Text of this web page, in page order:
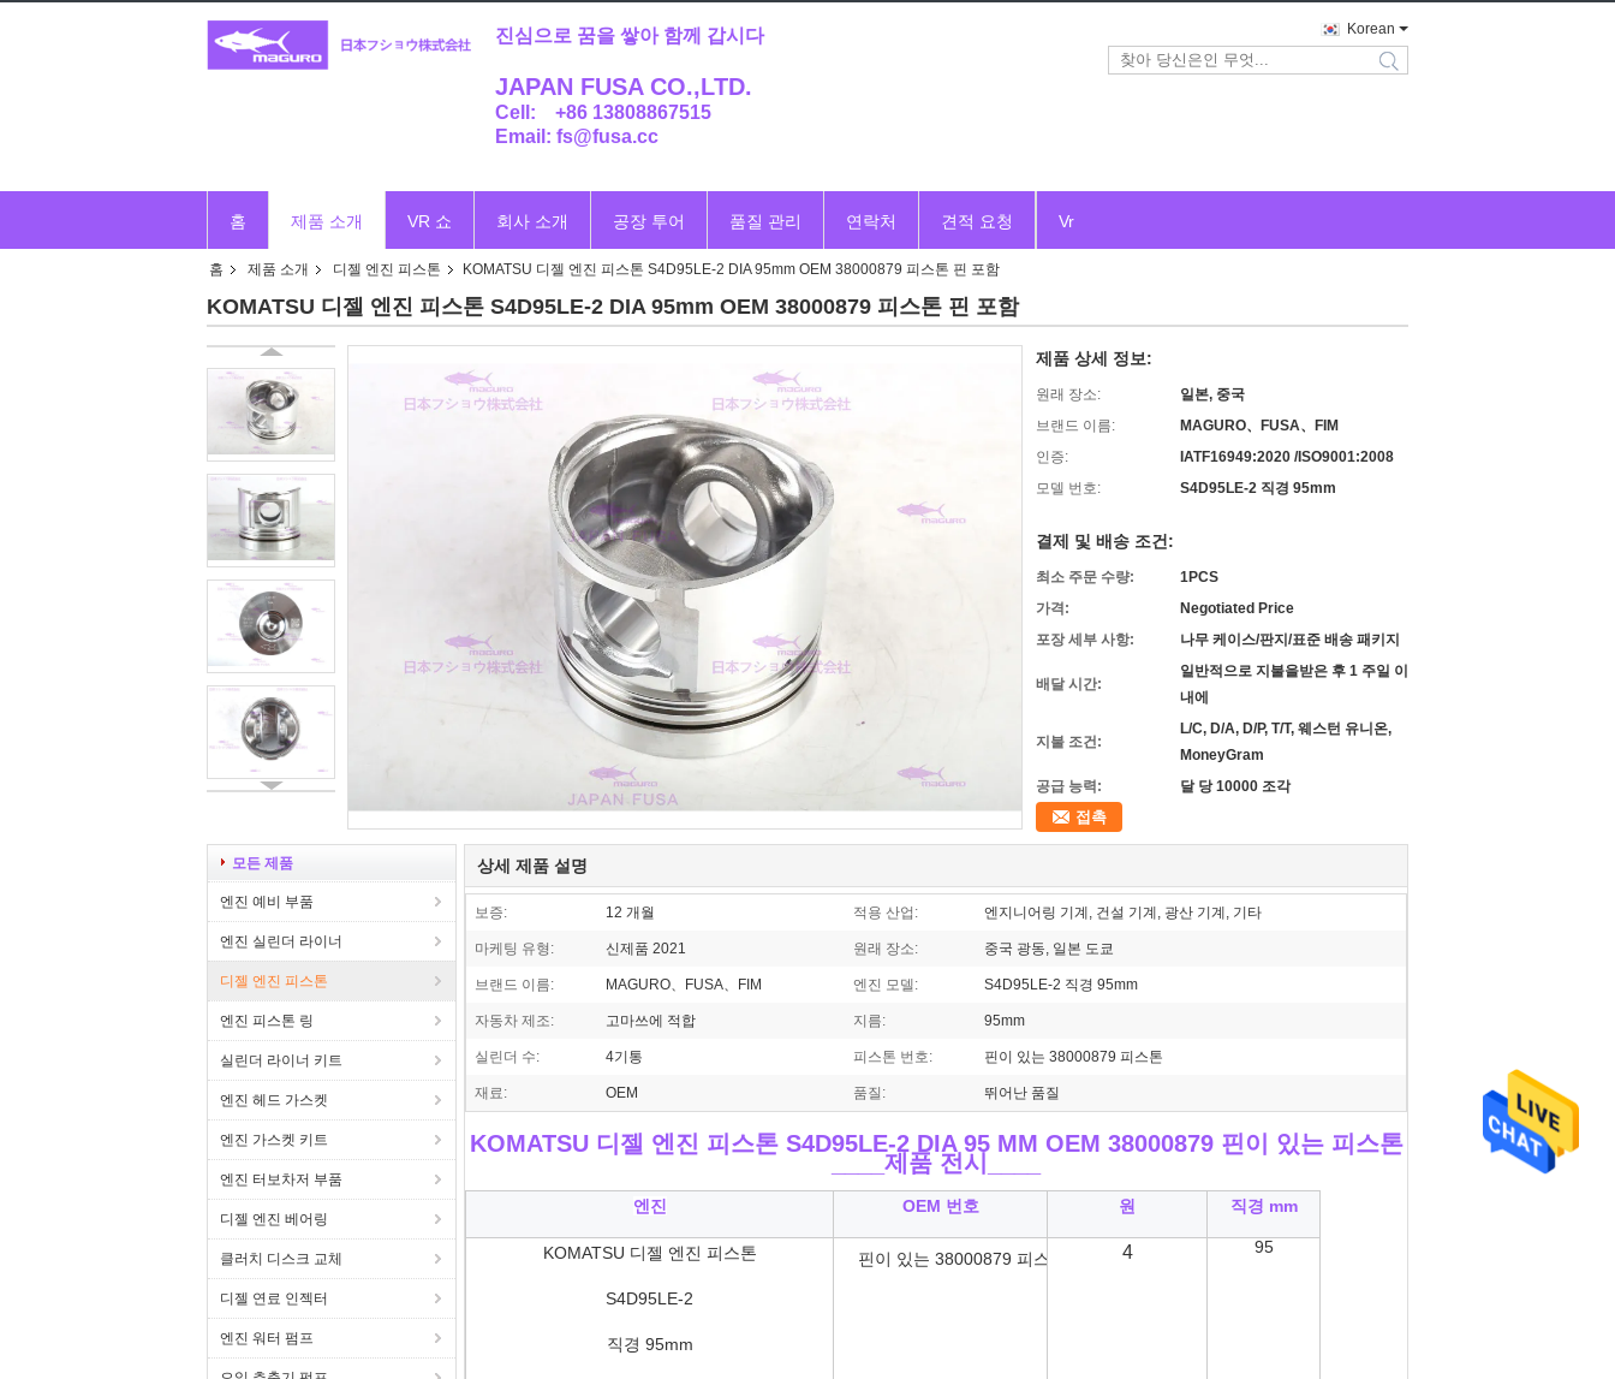
진심으로 꿈을 쌓아 함께 갑시다
JAPAN FUSA CO.,LTD.
Cell: +86 13808867515
Email: fs@fusa.cc
Korean
search
홈 제품 소개 VR 쇼 회사 소개 공장 투어 품질 관리 연락처 견적 요청 Vr
홈 제품 소개 디젤 엔진 피스톤 KOMATSU 디젤 엔진 피스톤 S4D95LE-2 DIA 95mm OEM 38000879 피스톤 핀 포함
KOMATSU 디젤 엔진 피스톤 S4D95LE-2 DIA 95mm OEM 38000879 피스톤 핀 포함
제품 상세 정보:
원래 장소:
일본, 중국
브랜드 이름:
MAGURO、FUSA、FIM
인증:
IATF16949:2020 /ISO9001:2008
모델 번호:
S4D95LE-2 직경 95mm
결제 및 배송 조건:
최소 주문 수량:
1PCS
가격:
Negotiated Price
포장 세부 사항:
나무 케이스/판지/표준 배송 패키지
배달 시간:
일반적으로 지불을받은 후 1 주일 이
내에
지불 조건:
L/C, D/A, D/P, T/T, 웨스턴 유니온,
MoneyGram
공급 능력:
달 당 10000 조각
접촉
모든 제품
엔진 예비 부품
엔진 실린더 라이너
디젤 엔진 피스톤
엔진 피스톤 링
실린더 라이너 키트
엔진 헤드 가스켓
엔진 가스켓 키트
엔진 터보차저 부품
디젤 엔진 베어링
클러치 디스크 교체
디젤 연료 인젝터
엔진 워터 펌프
상세 제품 설명
보증: 12 개월 적용 산업: 엔지니어링 기계, 건설 기계, 광산 기계, 기타
마케팅 유형: 신제품 2021 원래 장소: 중국 광동, 일본 도쿄
브랜드 이름: MAGURO、FUSA、FIM 엔진 모델: S4D95LE-2 직경 95mm
자동차 제조: 고마쓰에 적합 지름: 95mm
실린더 수: 4기통 피스톤 번호: 핀이 있는 38000879 피스톤
재료: OEM 품질: 뛰어난 품질
KOMATSU 디젤 엔진 피스톤 S4D95LE-2 DIA 95 MM OEM 38000879 핀이 있는 피스톤
제품 전시____
엔진 OEM 번호 원 직경 mm
KOMATSU 디젤 엔진 피스톤
S4D95LE-2
직경 95mm
핀이 있는 38000879 피스톤 4 95